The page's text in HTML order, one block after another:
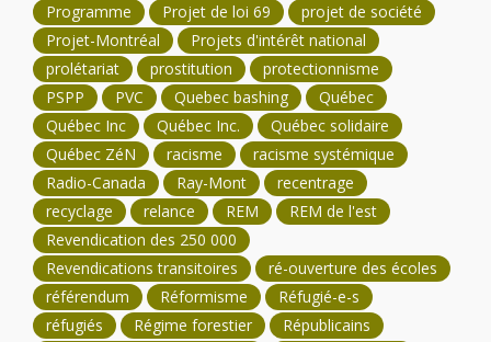
Programme
Projet de loi 69
projet de société
Projet-Montréal
Projets d'intérêt national
prolétariat
prostitution
protectionnisme
PSPP
PVC Quebec bashing
Québec
Québec Inc
Québec Inc.
Québec solidaire
Québec ZéN
racisme
racisme systémique
Radio-Canada
Ray-Mont
recentrage
recyclage
relance REM
REM de l'est
Revendication des 250 000
Revendications transitoires
ré-ouverture des écoles
référendum
Réformisme
Réfugié-e-s
réfugiés
Régime forestier
Républicains